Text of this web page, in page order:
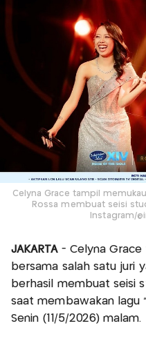
Celyna Grace tampil
Rossa membuat seisi
Instagram/
JAKARTA - Celyna
bersama salah satu juri
berhasil membuat seisi
saat membawakan lagu
Senin (11/5/2026) malam.